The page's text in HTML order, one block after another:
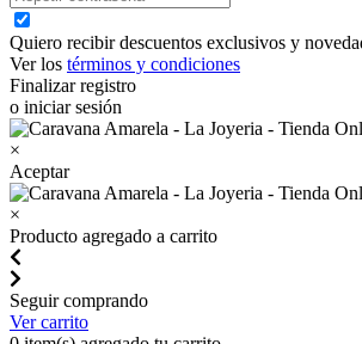
Quiero recibir descuentos exclusivos y
Ver los términos y condiciones
Finalizar registro
o iniciar sesión
×
Aceptar
×
Producto agregado a carrito
Seguir comprando
Ver carrito